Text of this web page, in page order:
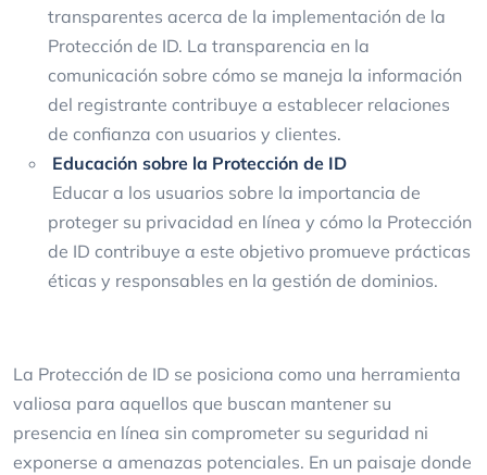
transparentes acerca de la implementación de la
Protección de ID. La transparencia en la
comunicación sobre cómo se maneja la información
del registrante contribuye a establecer relaciones
de confianza con usuarios y clientes.
Educación sobre la Protección de ID
Educar a los usuarios sobre la importancia de
proteger su privacidad en línea y cómo la Protección
de ID contribuye a este objetivo promueve prácticas
éticas y responsables en la gestión de dominios.
La Protección de ID se posiciona como una herramienta
valiosa para aquellos que buscan mantener su
presencia en línea sin comprometer su seguridad ni
exponerse a amenazas potenciales. En un paisaje donde